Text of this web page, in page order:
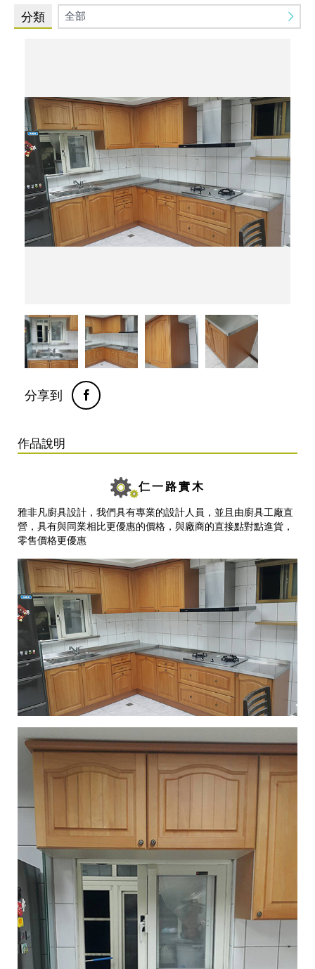
分類 全部
分享到
作品說明
仁一路實木
雅非凡廚具設計，我們具有專業的設計人員，並且由廚具工廠直
營，具有與同業相比更優惠的價格，與廠商的直接點對點進貨，
零售價格更優惠